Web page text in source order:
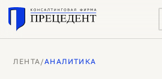
ЛЕНТА/АНАЛИТИКА